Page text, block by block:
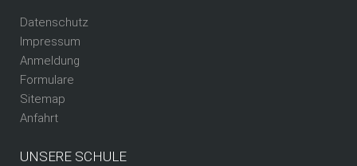
Datenschutz
Impressum
Anmeldung
Formulare
Sitemap
Anfahrt
UNSERE SCHULE